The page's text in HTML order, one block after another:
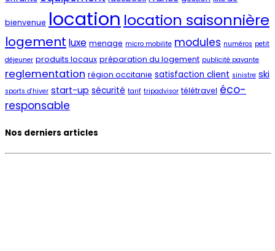
bienvenue location location saisonnière
logement luxe menage micro mobilite modules numéros petit
déjeuner produits locaux préparation du logement publicité payante
reglementation région occitanie satisfaction client sinistre ski
sports d'hiver start-up sécurité tarif tripadvisor télétravel éco-
responsable
Nos derniers articles